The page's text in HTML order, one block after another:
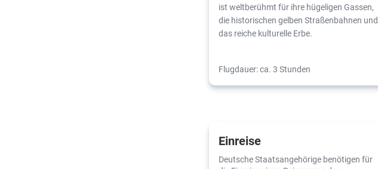
ist weltberühmt für ihre hügeligen Gassen,
die historischen gelben Straßenbahnen und
das reiche kulturelle Erbe.
Flugdauer: ca. 3 Stunden
Einreise
Deutsche Staatsangehörige benötigen für